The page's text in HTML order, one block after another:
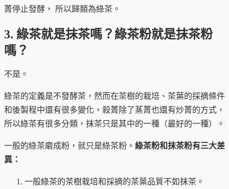
菁停止發酵， 所以歸類為綠茶。
3. 綠茶就是抹茶嗎？綠茶粉就是抹茶粉
嗎？
不是。
綠茶的定義是不發酵茶，然而在茶樹的栽培、茶葉的採摘條件
和後製程中還有很多變化，殺菁除了蒸菁也還有炒菁的方式，
所以綠茶有很多分類，抹茶只是其中的一種（最好的一種）。
一般的綠茶磨成粉，就只是綠茶粉。 綠茶粉和抹茶粉有三大差
異：
一般綠茶的茶樹栽培和採摘的茶葉品質不如抹茶。